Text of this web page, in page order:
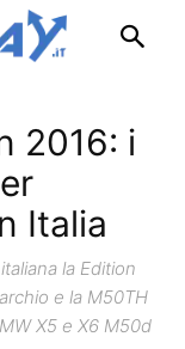
2016: i
Italia
la Edition
e la M50TH
X5 e X6 M50d